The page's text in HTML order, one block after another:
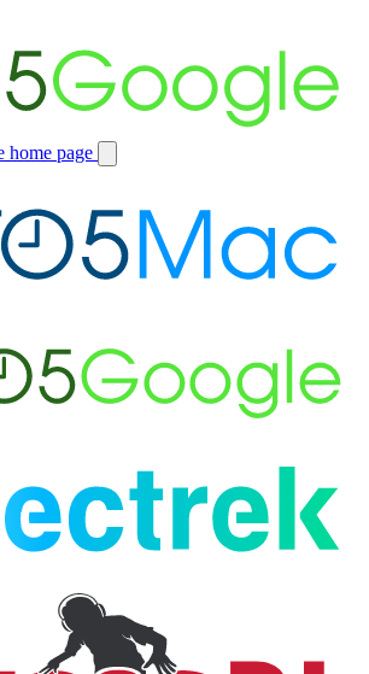
home page
Switch